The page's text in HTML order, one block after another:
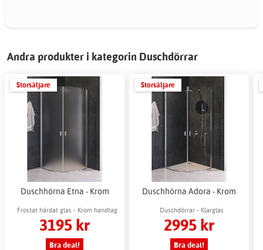
Andra produkter i kategorin Duschdörrar
Storsäljare
Duschhörna Etna - Krom
Frostat härdat glas - Krom handtag
3195 kr
Bra deal!
Storsäljare
Duschhörna Adora - Krom
Duschdörrar - Klarglas
2995 kr
Bra deal!